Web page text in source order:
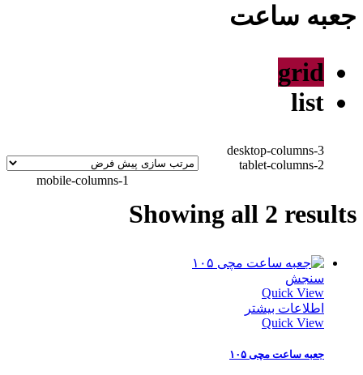
جعبه ساعت
grid
list
Showing all 2 results
desktop-columns-3
tablet-columns-2
mobile-columns-1
سنجش
Quick View
اطلاعات بیشتر
Quick View
جعبه ساعت مچی ۱۰۵